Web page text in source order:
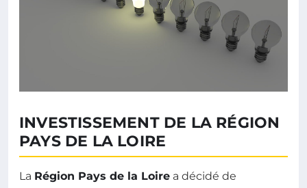
INVESTISSEMENT DE LA RÉGION
PAYS DE LA LOIRE
La Région Pays de la Loire a décidé de